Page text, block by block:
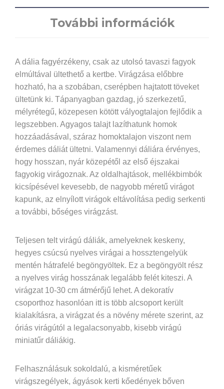
További információk
A dália fagyérzékeny, csak az utolsó tavaszi fagyok
elmúltával ültethető a kertbe. Virágzása előbbre
hozható, ha a szobában, cserépben hajtatott töveket
ültetünk ki. Tápanyagban gazdag, jó szerkezetű,
mélyrétegű, közepesen kötött vályogtalajon fejlődik a
legszebben. Agyagos talajt lazíthatunk homok
hozzáadásával, száraz homoktalajon viszont nem
érdemes dáliát ültetni. Valamennyi dáliára érvényes,
hogy hosszan, nyár közepétől az első éjszakai
fagyokig virágoznak. Az oldalhajtások, mellékbimbók
kicsípésével kevesebb, de nagyobb méretű virágot
kapunk, az elnyílott virágok eltávolítása pedig serkenti
a további, bőséges virágzást.
Teljesen telt virágú dáliák, amelyeknek keskeny,
hegyes csúcsú nyelves virágai a hossztengelyük
mentén hátrafelé begöngyöltek. Ez a begöngyölt rész
a nyelves virág hosszának legalább felét kiteszi. A
virágzat 10-30 cm átmérőjű lehet. A dekoratív
csoporthoz hasonlóan itt is több alcsoport került
kialakításra, a virágzat és a növény mérete szerint, az
óriás virágútól a legalacsonyabb, kisebb virágú
miniatűr dáliákig.
Felhasználásuk sokoldalú, a kisméretűek
virágszegélyek, ágyások kerti kőedények bőven